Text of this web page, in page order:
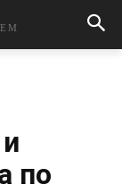
по